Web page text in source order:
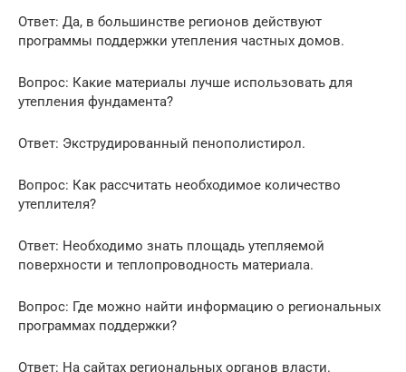
Ответ: Да, в большинстве регионов действуют
программы поддержки утепления частных домов.
Вопрос: Какие материалы лучше использовать для
утепления фундамента?
Ответ: Экструдированный пенополистирол.
Вопрос: Как рассчитать необходимое количество
утеплителя?
Ответ: Необходимо знать площадь утепляемой
поверхности и теплопроводность материала.
Вопрос: Где можно найти информацию о региональных
программах поддержки?
Ответ: На сайтах региональных органов власти.